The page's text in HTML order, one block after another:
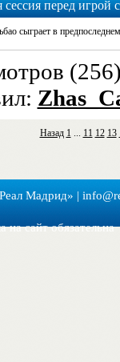
сессия перед игрой
сыграет в
Назад 1 ... 11 12 13
Мадрид» |
на сайт обязательна